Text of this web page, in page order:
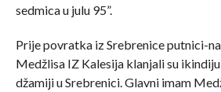
sedmica u julu 95”.
Prije povratka iz Srebrenice putnici-
Medžlisa IZ Kalesija klanjali su
džamiji u Srebrenici. Glavni imam